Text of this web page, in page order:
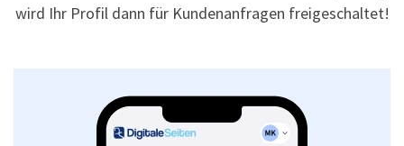
wird Ihr Profil dann für Kundenanfragen freigeschaltet!